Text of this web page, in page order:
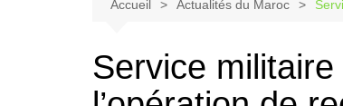
Accueil Actualités du Maroc
Service